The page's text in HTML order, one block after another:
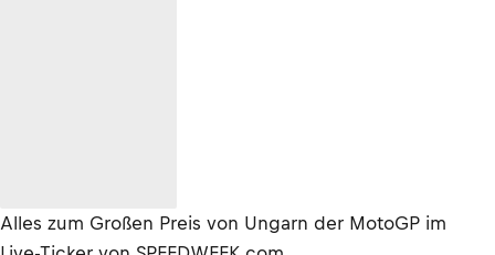
Alles zum Großen Preis von Ungarn der MotoGP im